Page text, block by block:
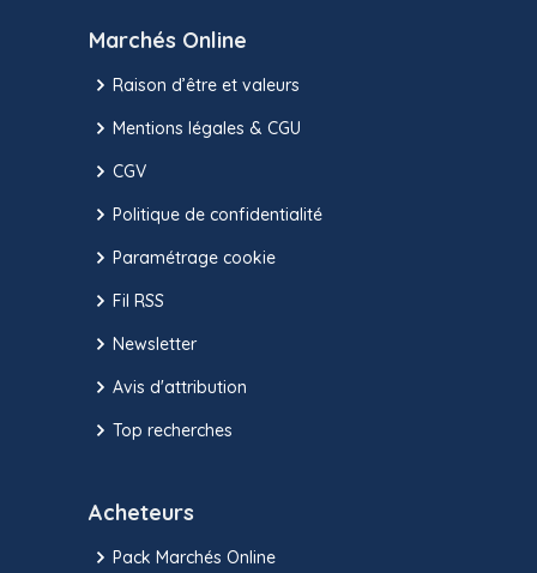
Marchés Online
Raison d’être et valeurs
Mentions légales & CGU
CGV
Politique de confidentialité
Paramétrage cookie
Fil RSS
Newsletter
Avis d'attribution
Top recherches
Acheteurs
Pack Marchés Online